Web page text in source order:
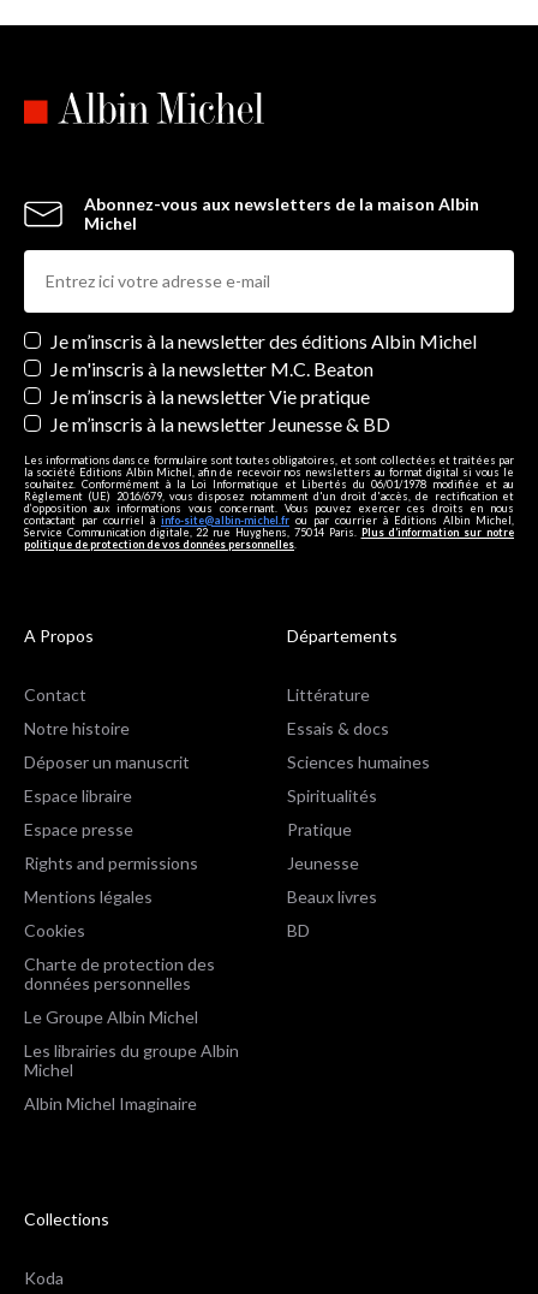
Abonnez-vous aux newsletters de la maison Albin
Michel
Newsletters
Je m’inscris à la newsletter des éditions Albin Michel
Je m'inscris à la newsletter M.C. Beaton
Je m’inscris à la newsletter Vie pratique
Je m’inscris à la newsletter Jeunesse & BD
Les informations dans ce formulaire sont toutes obligatoires, et sont collectées et traitées par
la société Editions Albin Michel, afin de recevoir nos newsletters au format digital si vous le
souhaitez. Conformément à la Loi Informatique et Libertés du 06/01/1978 modifiée et au
Règlement (UE) 2016/679, vous disposez notamment d'un droit d'accès, de rectification et
d’opposition aux informations vous concernant. Vous pouvez exercer ces droits en nous
contactant par courriel à info-site@albin-michel.fr ou par courrier à Editions Albin Michel,
Service Communication digitale, 22 rue Huyghens, 75014 Paris. Plus d’information sur notre
politique de protection de vos données personnelles
A Propos
Contact
Notre histoire
Déposer un manuscrit
Espace libraire
Espace presse
Rights and permissions
Mentions légales
Cookies
Charte de protection des
données personnelles
Le Groupe Albin Michel
Les librairies du groupe Albin
Michel
Albin Michel Imaginaire
Départements
Littérature
Essais & docs
Sciences humaines
Spiritualités
Pratique
Jeunesse
Beaux livres
BD
Collections
Koda